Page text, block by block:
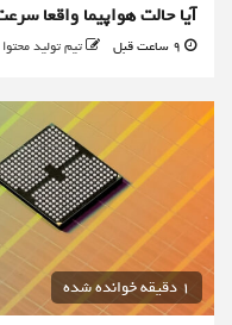
آیا حالت هواپیما واقعا
تیم تولید محتوا
1 دقیقه خوانده شده